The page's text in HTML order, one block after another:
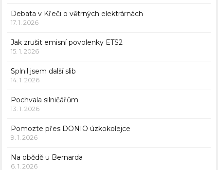
Debata v Křeči o větrných elektrárnách
17. 1. 2026
Jak zrušit emisní povolenky ETS2
15. 1. 2026
Splnil jsem další slib
14. 1. 2026
Pochvala silničářům
13. 1. 2026
Pomozte přes DONIO úzkokolejce
9. 1. 2026
Na obědě u Bernarda
6. 1. 2026